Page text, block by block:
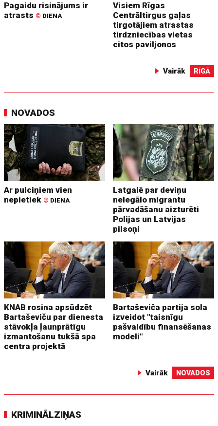
Pagaidu risinājums ir
atrasts © DIENA
Visiem Rīgas
Centrāltirgus gaļas
tirgotājiem atrastas
tirdzniecības vietas
citos paviljonos
Vairāk RĪGĀ
NOVADOS
Ar pulciņiem vien
nepietiek © DIENA
Latgalē par deviņu
nelegālo migrantu
pārvadāšanu aizturēti
Polijas un Latvijas
pilsoņi
KNAB rosina apsūdzēt
Bartaševiču par dienesta
stāvokļa ļaunprātīgu
izmantošanu tukšā spa
centra projektā
Bartaševiča partija sola
izveidot "taisnīgu
pašvaldību finansēšanas
modeli"
Vairāk NOVADOS
KRIMINĀLZIŅAS